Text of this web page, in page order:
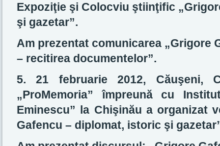
Expoziţie şi Colocviu ştiinţific
şi gazetar”.
Am prezentat comunicarea „Grigore
– recitirea documentelor”.
5. 21 februarie 2012, Căuşeni,
„ProMemoria” împreună cu
Eminescu” la Chişinău a organizat
Gafencu – diplomat, istoric şi